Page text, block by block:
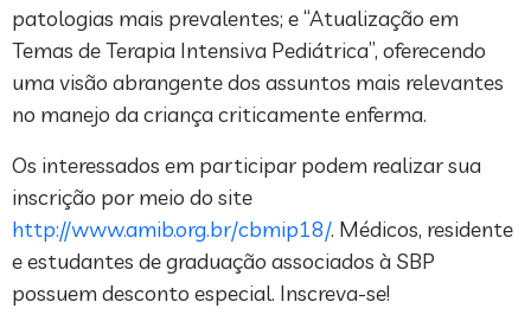
patologias mais prevalentes; e “Atualização em
Temas de Terapia Intensiva Pediátrica”, oferecendo
uma visão abrangente dos assuntos mais relevantes
no manejo da criança criticamente enferma.
Os interessados em participar podem realizar sua
inscrição por meio do site
http://www.amib.org.br/cbmip18/. Médicos, residente
e estudantes de graduação associados à SBP
possuem desconto especial. Inscreva-se!